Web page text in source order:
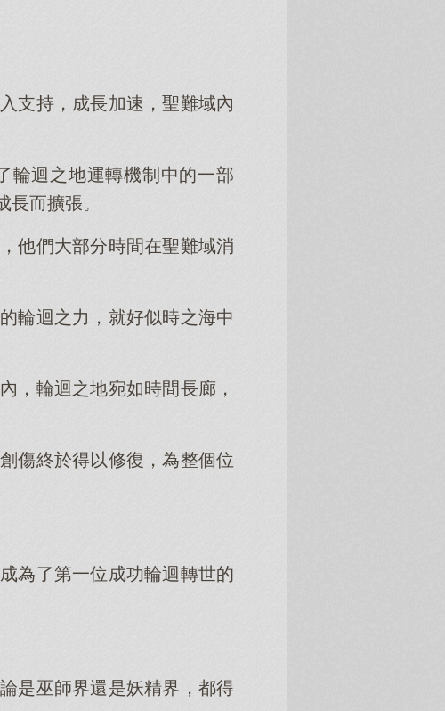
支持，成長加速，聖難域內
輪迴之地運轉機制中的一部
而擴張。
他們大部分時間在聖難域消
輪迴之力，就好似時之海中
，輪迴之地宛如時間長廊，
傷終於得以修復，為整個位
為了第一位成功輪迴轉世的
是巫師界還是妖精界，都得